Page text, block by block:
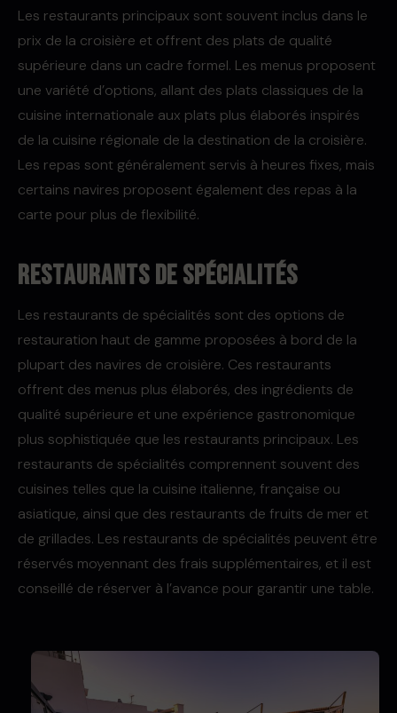
Les restaurants principaux sont souvent inclus dans le
prix de la croisière et offrent des plats de qualité
supérieure dans un cadre formel. Les menus proposent
une variété d’options, allant des plats classiques de la
cuisine internationale aux plats plus élaborés inspirés
de la cuisine régionale de la destination de la croisière.
Les repas sont généralement servis à heures fixes, mais
certains navires proposent également des repas à la
carte pour plus de flexibilité.
Restaurants de spécialités
Les restaurants de spécialités sont des options de
restauration haut de gamme proposées à bord de la
plupart des navires de croisière. Ces restaurants
offrent des menus plus élaborés, des ingrédients de
qualité supérieure et une expérience gastronomique
plus sophistiquée que les restaurants principaux. Les
restaurants de spécialités comprennent souvent des
cuisines telles que la cuisine italienne, française ou
asiatique, ainsi que des restaurants de fruits de mer et
de grillades. Les restaurants de spécialités peuvent être
réservés moyennant des frais supplémentaires, et il est
conseillé de réserver à l’avance pour garantir une table.